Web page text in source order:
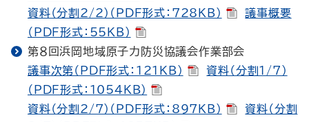
資料（分割2/2）（PDF形式：728KB）
議事概要
（PDF形式：55KB）
第８回浜岡地域原子力防災協議会作業部会
議事次第（PDF形式：121KB）
資料（分割1/7）
（PDF形式：1054KB）
資料（分割2/7）（PDF形式：897KB）
資料（分割